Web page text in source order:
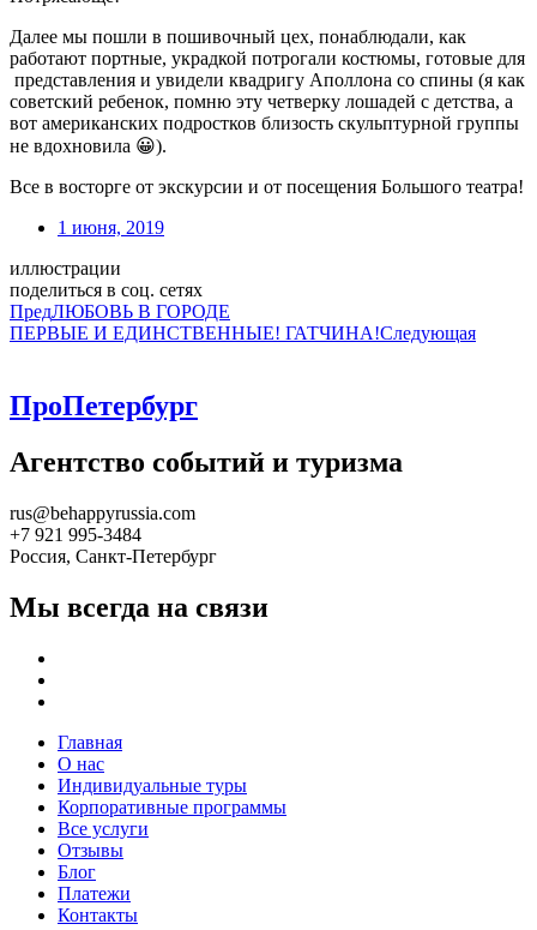
Далее мы пошли в пошивочный цех, понаблюдали, как
работают портные, украдкой потрогали костюмы, готовые для
представления и увидели квадригу Аполлона со спины (я как
советский ребенок, помню эту четверку лошадей с детства, а
вот американских подростков близость скульптурной группы
не вдохновила 😀).
Все в восторге от экскурсии и от посещения Большого театра!
1 июня, 2019
иллюстрации
поделиться в соц. сетях
ПредЛЮБОВЬ В ГОРОДЕ
ПЕРВЫЕ И ЕДИНСТВЕННЫЕ! ГАТЧИНА!Следующая
ПроПетербург
Агентство событий и туризма
rus@behappyrussia.com
+7 921 995-3484
Россия, Санкт-Петербург
Мы всегда на связи
Главная
О нас
Индивидуальные туры
Корпоративные программы
Все услуги
Отзывы
Блог
Платежи
Контакты